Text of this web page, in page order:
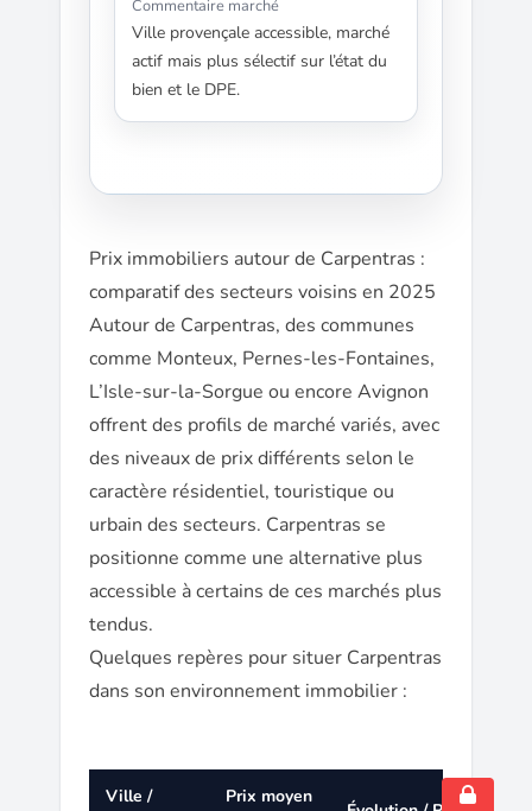
Ville provençale accessible, marché
actif mais plus sélectif sur l’état du
bien et le DPE.
Prix immobiliers autour de Carpentras :
comparatif des secteurs voisins en 2025
Autour de Carpentras, des communes
comme Monteux, Pernes-les-Fontaines,
L’Isle-sur-la-Sorgue ou encore Avignon
offrent des profils de marché variés, avec
des niveaux de prix différents selon le
caractère résidentiel, touristique ou
urbain des secteurs. Carpentras se
positionne comme une alternative plus
accessible à certains de ces marchés plus
tendus.
Quelques repères pour situer Carpentras
dans son environnement immobilier :
Ville / Prix moyen